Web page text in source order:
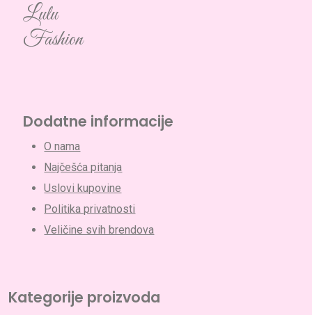
Lulu
Fashion
Dodatne informacije
O nama
Najčešća pitanja
Uslovi kupovine
Politika privatnosti
Veličine svih brendova
Kategorije proizvoda